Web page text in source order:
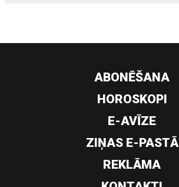
ABONĒŠANA
HOROSKOPI
E-AVĪZE
ZIŅAS E-PASTĀ
REKLĀMA